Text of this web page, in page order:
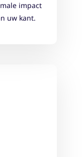
impact
uw kant.